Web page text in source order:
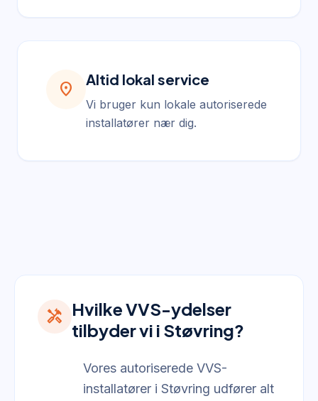
location_on
Altid lokal service
Vi bruger kun lokale autoriserede
installatører nær dig.
handyman Hvilke VVS-ydelser
tilbyder vi i Støvring?
Vores autoriserede VVS-
installatører i Støvring udfører alt